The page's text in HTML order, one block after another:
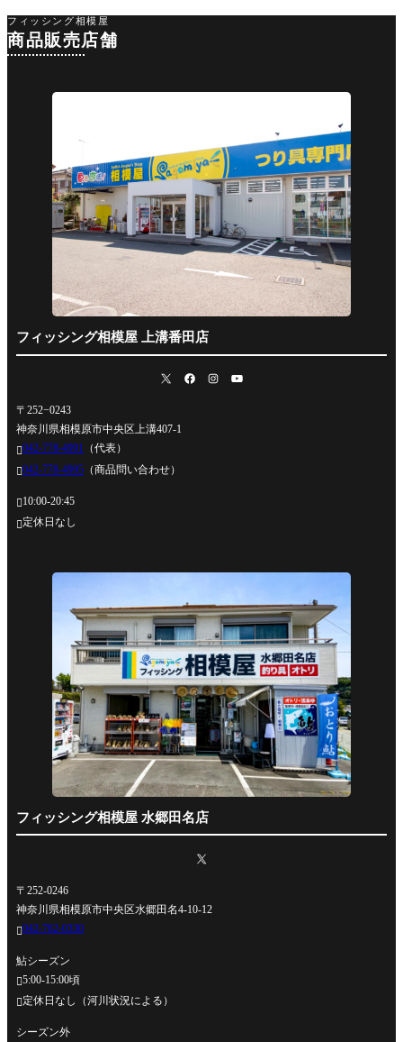
フィッシング相模屋
商品販売店舗
フィッシング相模屋 上溝番田店
〒252−0243
神奈川県相模原市中央区上溝407-1
042-778-4991 （代表）
042-778-4995 （商品問い合わせ）
10:00-20:45
定休日なし
フィッシング相模屋 水郷田名店
〒252-0246
神奈川県相模原市中央区水郷田名4-10-12
042-762-0330
鮎シーズン
5:00-15:00頃
定休日なし（河川状況による）
シーズン外